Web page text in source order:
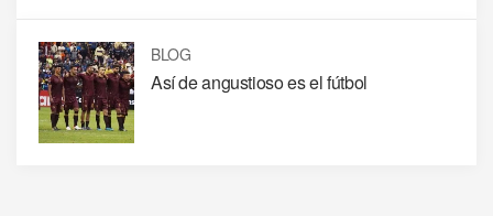
BLOG
Así de angustioso es el fútbol